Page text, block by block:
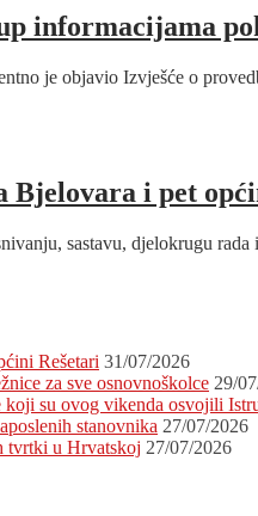
informacijama
je objavio Izvješće o
Bjelovara i pet
sastavu, djelokrugu
Rešetari 31/07/2026
za sve osnovnoškolce 29/
koji su ovog vikenda osvojili
stanovnika 27/07/2026
tvrtki u Hrvatskoj 27/07/2026